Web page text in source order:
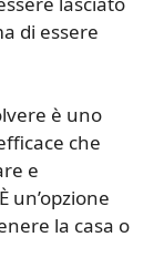
di essere
è uno
che
e
un’opzione
la casa o